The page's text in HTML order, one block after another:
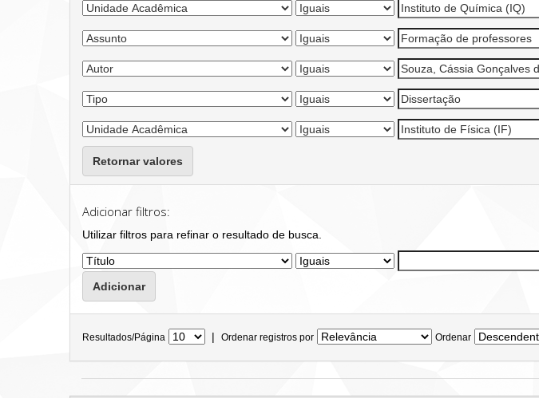
Retornar valores
Adicionar filtros:
Utilizar filtros para refinar o resultado de busca.
Resultados/Página | Ordenar registros por Ordenar